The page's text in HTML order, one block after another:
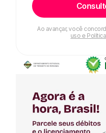
Ao avançar, você
uso e